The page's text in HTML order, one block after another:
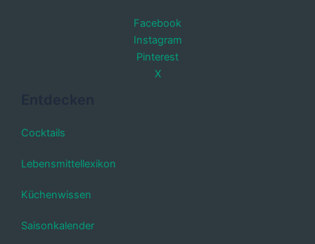
Facebook
Instagram
Pinterest
X
Cocktails
Lebensmittellexikon
Küchenwissen
Saisonkalender